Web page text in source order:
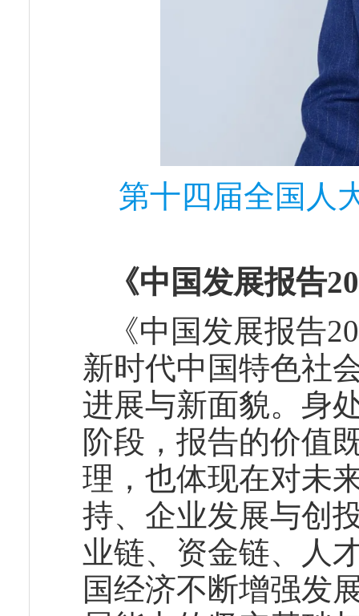
第十四届全国人
《中国发展报告
《中国发展报告
新时代中国特色社
进展与新面貌。身
阶段，报告的价值
理，也体现在对未
持、企业发展与创
业链、资金链、人
国经济不断增强发